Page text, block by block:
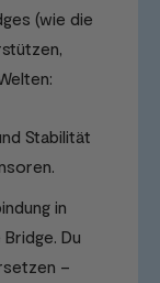
(wie die
Stabilität
in
Du
–